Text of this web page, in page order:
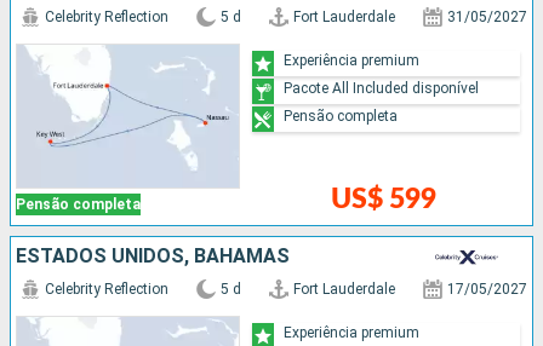
Pensão completa
Celebrity Reflection 5 d Fort Lauderdale 31/05/2027
US$ 599
Experiência premium
Pacote All Included disponível
Pensão completa
ESTADOS UNIDOS, BAHAMAS
Celebrity Reflection 5 d Fort Lauderdale 17/05/2027
Experiência premium